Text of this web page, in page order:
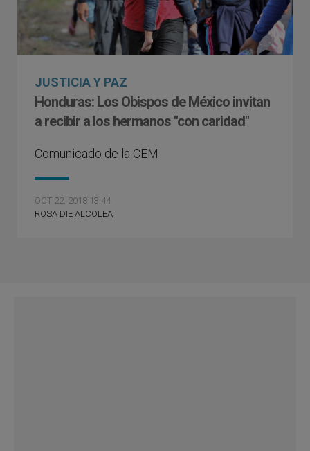
JUSTICIA Y PAZ
Honduras: Los Obispos de México invitan
a recibir a los hermanos "con caridad"
Comunicado de la CEM
OCT 22, 2018 13:44
ROSA DIE ALCOLEA